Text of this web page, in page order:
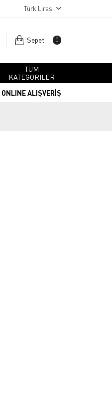
Türk Lirası
Sepetim 0
TÜM
KATEGORİLER
ONLINE ALIŞVERİŞ